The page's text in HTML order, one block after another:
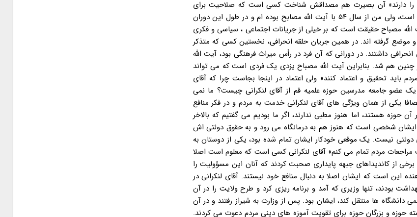
را دارند» آن بصیرت هم مصداقش شناخت کسی است که صلاحیت برای
ریاست جمهوری دارد. سخنان مقام معظم غیر قابل مقایسه با سخنان بنده است، ولی من از سال ۵۴ با آیت الله مصابح بوده ام و در طول این دوران
الله مصباح حقیقت است که بر خیلی از جریانات اجتماعی ، سیاسی و فکری
گرفته اند. در همین جریان حلقه انحرافی، نخستین کسی که متذکر
داشتند. در دورانی که آن فرد در رأس میراث فرهنگی بود، آیت الله
چنین هم شد. بنابراین آیت الله مصباح یزدی یک فردی است که می تواند
باید تحقیق و اعتماد کنند» ولی اعتماد در اینجا بجاست چرا که آقای
یک عضو جامعه مدرسین حوزه علمیه قم از آقای لنکرانی چیست؟ ما نمی
یکی از همان ویژگی های آقای لنکرانی خدمت به مردم و در فکر منافع
هستند، اما هنوز مطبی ندارند، اگر ما بودیم می گفتیم که بالاخر
شخصی است که هنوز هم به درمانگاه می رود و به حقوق دولتی اش
نیست. یک موقعی خودکار ایشان تمام شده بود، یکی از دوستان به
مردم تمام می کنم» آقای لنکرانی کسی است که معلوم است اصلا
از کاندیداهای جبهه پایداری صحبت کردند که آنان این مسؤولیت را
این است که ایشان اصلا به دنبال منافع خود نیستند. آقای لنکرانی در
بودند، تنها وزیری که آمد و برنامه ریزی کرد و طرح ولایت را در آن
دانشگاه ها منتقل کند، ایشان بود. پس از وزارت به شیراز رفتند و در آن
حوزه و بزرگان حوزه برای تقویت آموزه های دینی مردم دعوت می کردند.